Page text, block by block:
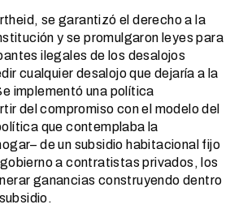
se garantizó el derecho a la
y se promulgaron leyes para
ilegales de los desalojos
cualquier desalojo que dejaría a la
implementó una política
del compromiso con el modelo del
que contemplaba la
de un subsidio habitacional fijo
a contratistas privados, los
ganancias construyendo dentro